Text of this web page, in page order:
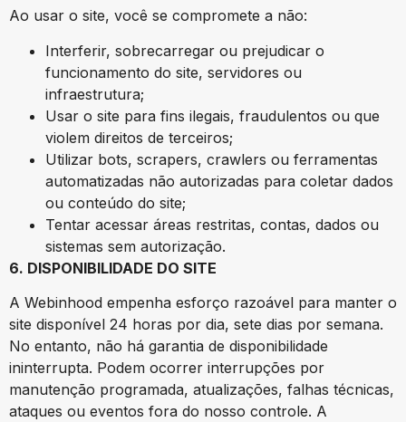
Ao usar o site, você se compromete a não:
Interferir, sobrecarregar ou prejudicar o
funcionamento do site, servidores ou
infraestrutura;
Usar o site para fins ilegais, fraudulentos ou que
violem direitos de terceiros;
Utilizar bots, scrapers, crawlers ou ferramentas
automatizadas não autorizadas para coletar dados
ou conteúdo do site;
Tentar acessar áreas restritas, contas, dados ou
sistemas sem autorização.
6. DISPONIBILIDADE DO SITE
A Webinhood empenha esforço razoável para manter o
site disponível 24 horas por dia, sete dias por semana.
No entanto, não há garantia de disponibilidade
ininterrupta. Podem ocorrer interrupções por
manutenção programada, atualizações, falhas técnicas,
ataques ou eventos fora do nosso controle. A